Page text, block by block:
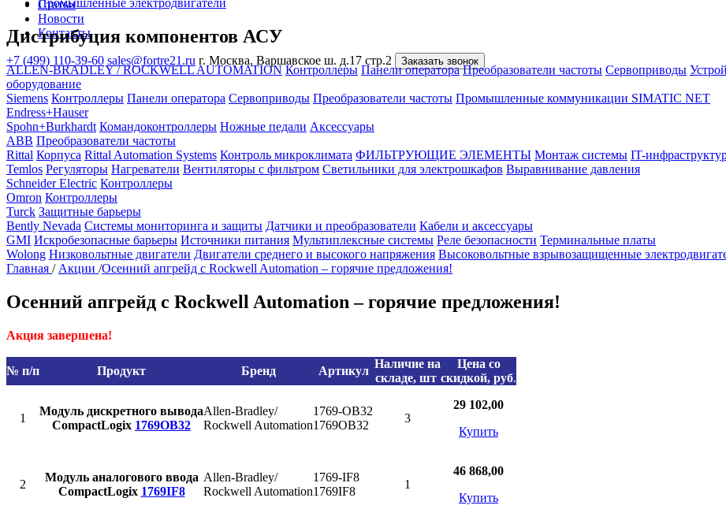
Статьи
Новости
Контакты
+7 (499) 110-39-60 sales@fortre21.ru г. Москва, Варшавское ш. д.17 стр.2 Заказать звонок
Промышленные электродвигатели
Дистрибуция компонентов АСУ
ALLEN-BRADLEY / ROCKWELL AUTOMATION Контроллеры Панели оператора Преобразователи частоты Сервоприводы
оборудование
Siemens Контроллеры Панели оператора Сервоприводы Преобразователи частоты Промышленные коммуникации SIMATIC NET
Endress+Hauser
Spohn+Burkhardt Командоконтроллеры Ножные педали Аксессуары
ABB Преобразователи частоты
Rittal Корпуса Rittal Automation Systems Контроль микроклимата ФИЛЬТРУЮЩИЕ ЭЛЕМЕНТЫ Монтаж системы IT-
Temlos Регуляторы Нагреватели Вентиляторы с фильтром Светильники для электрошкафов Выравнивание давления
Schneider Electric Контроллеры
Omron Контроллеры
Turck Защитные барьеры
Bently Nevada Системы мониторинга и защиты Датчики и преобразователи Кабели и аксессуары
GMI Искробезопасные барьеры Источники питания Мультиплексные системы Реле безопасности Терминальные платы
Wolong Низковольтные двигатели Двигатели среднего и высокого напряжения Высоковольтные взрывозащищенные
Главная / Акции /Осенний апгрейд с Rockwell Automation – горячие предложения!
Осенний апгрейд с Rockwell Automation – горячие предложения!
Акция завершена!
№ п/п Продукт Бренд Артикул
Наличие на
складе, шт
Цена со
скидкой, руб.
1
Модуль дискретного вывода
CompactLogix 1769OB32
Allen-Bradley/
Rockwell Automation
1769-OB32
1769OB32
3
29 102,00
Купить
2
Модуль аналогового ввода
CompactLogix 1769IF8
Allen-Bradley/
Rockwell Automation
1769-IF8
1769IF8
1
46 868,00
Купить